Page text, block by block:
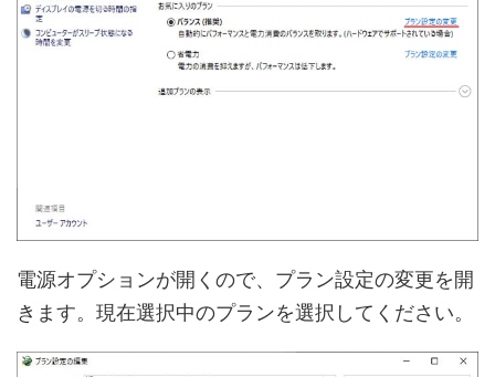
電源オプションが開くので、プラン設定の変更を開
きます。現在選択中のプランを選択してください。